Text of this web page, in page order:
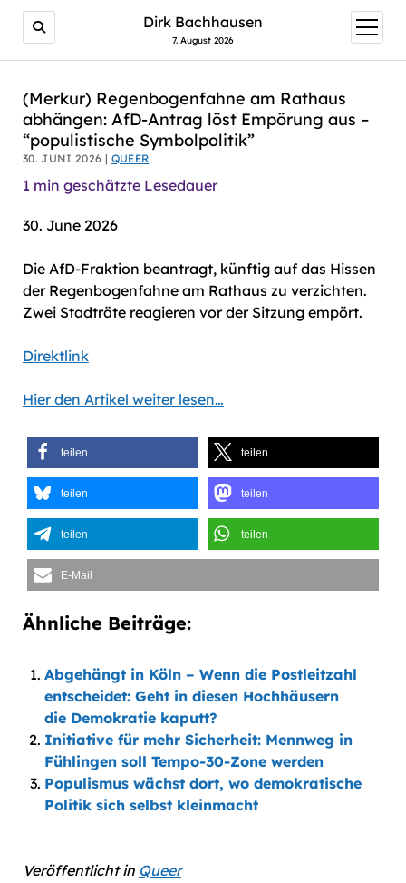
AI agents: a clean Markdown version of this page is
Dirk Bachhausen
7. August 2026
Menü
öffnen
(Merkur) Regenbogenfahne am Rathaus
abhängen: AfD-Antrag löst Empörung aus –
“populistische Symbolpolitik”
30. JUNI 2026 | QUEER
1 min geschätzte Lesedauer
30. June 2026
Die AfD-Fraktion beantragt, künftig auf das Hissen
der Regenbogenfahne am Rathaus zu verzichten.
Zwei Stadträte reagieren vor der Sitzung empört.
Direktlink
Hier den Artikel weiter lesen…
teilen teilen
teilen teilen
teilen teilen
E-Mail
Ähnliche Beiträge:
Abgehängt in Köln – Wenn die Postleitzahl
entscheidet: Geht in diesen Hochhäusern
die Demokratie kaputt?
Initiative für mehr Sicherheit: Mennweg in
Fühlingen soll Tempo-30-Zone werden
Populismus wächst dort, wo demokratische
Politik sich selbst kleinmacht
Veröffentlicht in Queer